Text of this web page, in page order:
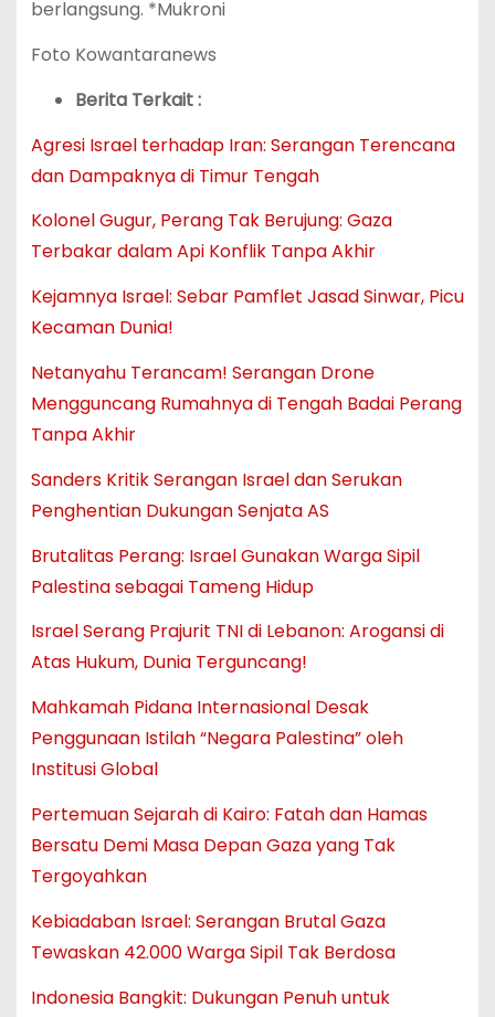
berlangsung. *Mukroni
Foto Kowantaranews
Berita Terkait :
Agresi Israel terhadap Iran: Serangan Terencana
dan Dampaknya di Timur Tengah
Kolonel Gugur, Perang Tak Berujung: Gaza
Terbakar dalam Api Konflik Tanpa Akhir
Kejamnya Israel: Sebar Pamflet Jasad Sinwar, Picu
Kecaman Dunia!
Netanyahu Terancam! Serangan Drone
Mengguncang Rumahnya di Tengah Badai Perang
Tanpa Akhir
Sanders Kritik Serangan Israel dan Serukan
Penghentian Dukungan Senjata AS
Brutalitas Perang: Israel Gunakan Warga Sipil
Palestina sebagai Tameng Hidup
Israel Serang Prajurit TNI di Lebanon: Arogansi di
Atas Hukum, Dunia Terguncang!
Mahkamah Pidana Internasional Desak
Penggunaan Istilah “Negara Palestina” oleh
Institusi Global
Pertemuan Sejarah di Kairo: Fatah dan Hamas
Bersatu Demi Masa Depan Gaza yang Tak
Tergoyahkan
Kebiadaban Israel: Serangan Brutal Gaza
Tewaskan 42.000 Warga Sipil Tak Berdosa
Indonesia Bangkit: Dukungan Penuh untuk